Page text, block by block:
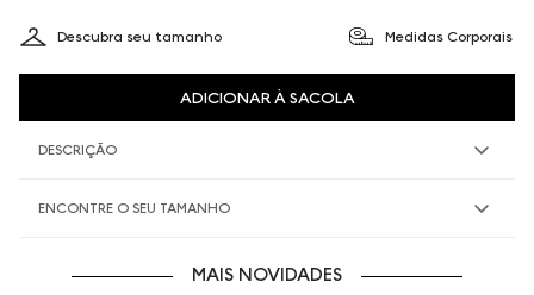
Descubra seu tamanho Medidas Corporais
ADICIONAR À SACOLA
DESCRIÇÃO
ENCONTRE O SEU TAMANHO
MAIS NOVIDADES